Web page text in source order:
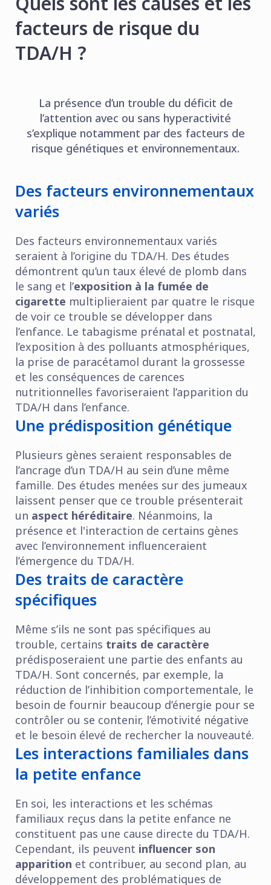
facteurs de risque du
TDA/H ?
La présence d’un trouble du déficit de
l’attention avec ou sans hyperactivité
s’explique notamment par des facteurs de
risque génétiques et environnementaux.
Des facteurs environnementaux
variés
Des facteurs environnementaux variés
seraient à l’origine du TDA/H. Des études
démontrent qu’un taux élevé de plomb dans
le sang et l’exposition à la fumée de
cigarette multiplieraient par quatre le risque
de voir ce trouble se développer dans
l’enfance. Le tabagisme prénatal et postnatal,
l’exposition à des polluants atmosphériques,
la prise de paracétamol durant la grossesse
et les conséquences de carences
nutritionnelles favoriseraient l’apparition du
TDA/H dans l’enfance.
Une prédisposition génétique
Plusieurs gènes seraient responsables de
l’ancrage d’un TDA/H au sein d’une même
famille. Des études menées sur des jumeaux
laissent penser que ce trouble présenterait
un aspect héréditaire. Néanmoins, la
présence et l'interaction de certains gènes
avec l’environnement influenceraient
l’émergence du TDA/H.
Des traits de caractère
spécifiques
Même s’ils ne sont pas spécifiques au
trouble, certains traits de caractère
prédisposeraient une partie des enfants au
TDA/H. Sont concernés, par exemple, la
réduction de l’inhibition comportementale, le
besoin de fournir beaucoup d’énergie pour se
contrôler ou se contenir, l’émotivité négative
et le besoin élevé de rechercher la nouveauté.
Les interactions familiales dans
la petite enfance
En soi, les interactions et les schémas
familiaux reçus dans la petite enfance ne
constituent pas une cause directe du TDA/H.
Cependant, ils peuvent influencer son
apparition et contribuer, au second plan, au
développement des problématiques de